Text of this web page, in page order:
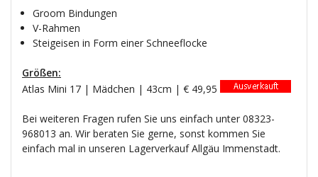
Groom Bindungen
V-Rahmen
Steigeisen in Form einer Schneeflocke
Größen:
Atlas Mini 17 | Mädchen | 43cm | € 49,95
Bei weiteren Fragen rufen Sie uns einfach unter 08323-
968013 an. Wir beraten Sie gerne, sonst kommen Sie
einfach mal in unseren Lagerverkauf Allgäu Immenstadt.